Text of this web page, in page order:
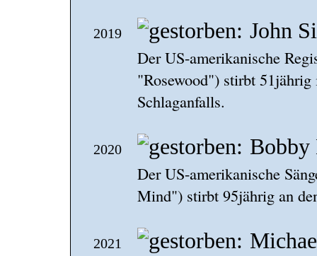
2019 John
Der US-amerikanische
"Rosewood") stirbt
Schlaganfalls.
2020 Bobby
Der US-amerikanische
Mind") stirbt 95jährig an
2021